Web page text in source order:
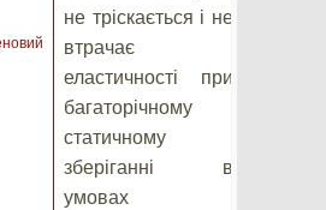
не тріскається і не
втрачає
еластичності при
багаторічному
статичному
зберіганні в
умовах